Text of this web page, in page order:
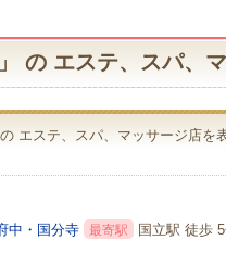
の エステ、スパ、
エステ、スパ、マッサージ店を
中・国分寺 最寄駅 国立駅 徒歩